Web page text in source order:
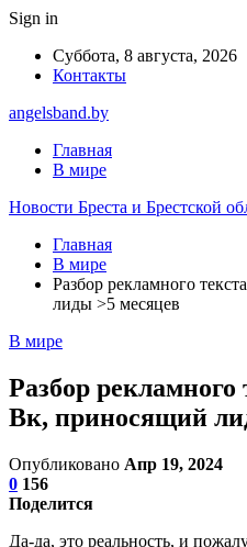
Sign in
Суббота, 8 августа, 2026
Контакты
angelsband.by
Главная
В мире
Новости Бреста и Брестской
Главная
В мире
Разбор рекламного
лиды >5 месяцев
В мире
Разбор рекламного
Вк, приносящий
Опубликовано Апр 19, 2024
0 156
Поделится
Да-да, это реальность, и